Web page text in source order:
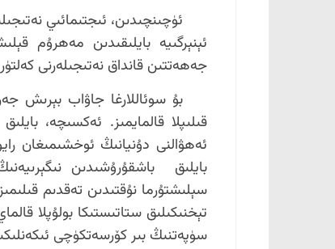
ئۈچىنچىدىن، ئىجتىمائىي
ئېنېرگىيە بايلىقىدىن مەھرۇم
جەھەتتىن قانداق نەتىجىلەرنى
بۇ سوئاللارغا جاۋاب بېرىش
قىلىپلا قالمايمىز. ئەكسىچە،
ئەھۋالنى دۇنيانىڭ ئوخشىمىغان
بايلىق باشقۇرۇشىدىن
تېخنىكىلىق ستاتىستىكا بولۇپلا
سۈپەتنىڭ بىر كۆرسەتكۈچى